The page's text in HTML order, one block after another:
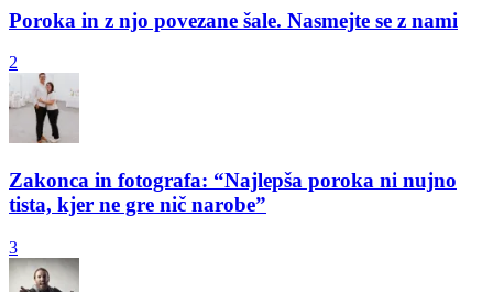
Poroka in z njo povezane šale. Nasmejte se z nami
2
Zakonca in fotografa: “Najlepša poroka ni nujno
tista, kjer ne gre nič narobe”
3